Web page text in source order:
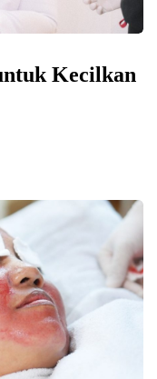
Kecilkan